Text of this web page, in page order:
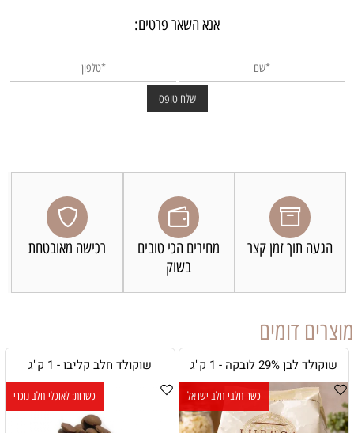
אנא השאר פרטים:
הגעה תוך זמן קצר
מחירים הכי טובים
בשוק
רכישה מאובטחת
מוצרים דומים
שוקולד לבן 29% לובקה - 1 ק"ג
כשר חלבי חלב ישראל
שוקולד חלב קליבו - 1 ק"ג
כשרות: לאוכלי חלב נוכרי